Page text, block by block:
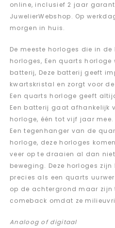
online, inclusief 2 jaar
JuwelierWebshop. Op
morgen in huis.
De meeste horloges die in
horloges, Een quarts
batterij, Deze batterij geeft
kwartskristal en zorgt voor
Een quarts horloge geeft
Een batterij gaat afhankelijk
horloge, één tot vijf jaar mee.
Een tegenhanger van de
horloge, deze horloges
veer op te draaien al dan
beweging. Deze horloges
precies als een quarts
op de achtergrond maar zijn
comeback omdat ze
Analoog of digitaal